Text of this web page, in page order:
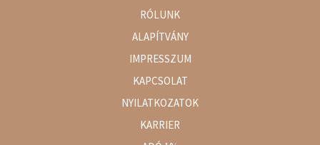
RÓLUNK
ALAPÍTVÁNY
IMPRESSZUM
KAPCSOLAT
NYILATKOZATOK
KARRIER